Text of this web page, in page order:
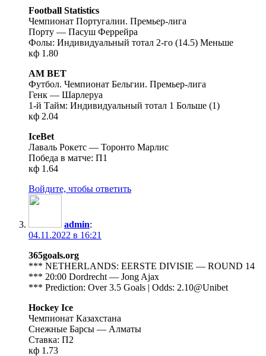
Football Statistics
Чемпионат Португалии. Премьер-лига
Порту — Пасуш Феррейра
Фолы: Индивидуальный тотал 2-го (14.5) Меньше
кф 1.80
AM BET
Футбол. Чемпионат Бельгии. Премьер-лига
Генк — Шарлеруа
1-й Тайм: Индивидуальный тотал 1 Больше (1)
кф 2.04
IceBet
Лаваль Рокетс — Торонто Марлис
Победа в матче: П1
кф 1.64
Войдите, чтобы ответить
admin:
04.11.2022 в 16:21
365goals.org
*** NETHERLANDS: EERSTE DIVISIE — ROUND 14
*** 20:00 Dordrecht — Jong Ajax
*** Prediction: Over 3.5 Goals | Odds: 2.10@Unibet
Hockey Ice
Чемпионат Казахстана
Снежные Барсы — Алматы
Ставка: П2
кф 1.73